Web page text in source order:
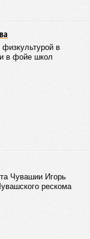
в
в фойе школ
Чувашии Игорь
рескома